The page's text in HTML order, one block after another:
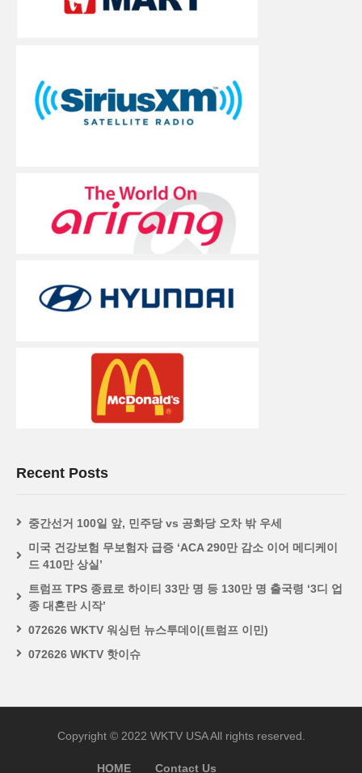
Recent Posts
중간선거 100일 앞, 민주당 vs 공화당 오차 밖 우세
미국 건강보험 무보험자 급증 ‘ACA 290만 감소 이어 메디케이
드 410만 상실’
트럼프 TPS 종료로 하이티 33만 명 등 130만 명 출국령 ‘3디 업
종 대혼란 시작’
072626 WKTV 워싱턴 뉴스투데이(트럼프 이민)
072626 WKTV 핫이슈
Copyright © 2022 WKTV USA All rights reserved.
HOME Contact Us